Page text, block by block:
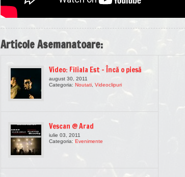
Articole Asemanatoare:
Video: Filiala Est – Încă o piesă
august 30, 2011
Categoria: Noutati Videoclipuri
Vescan @ Arad
iulie 03, 2011
Categoria: Evenimente